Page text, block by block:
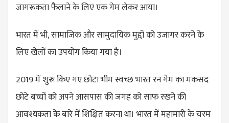
जागरूकता फैलाने के लिए एक गेम लेकर आया।
भारत में भी, सामाजिक और सामुदायिक मुद्दों को उजागर करने के
लिए खेलों का उपयोग किया गया है।
2019 में शुरू किए गए छोटा भीम स्वच्छ भारत रन गेम का मकसद
छोटे बच्चों को अपने आसपास की जगह को साफ रखने की
आवश्यकता के बारे में शिक्षित करना था। भारत में महामारी के चरम